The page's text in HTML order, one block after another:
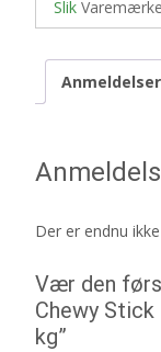
Slik
Der er endnu
Vær den
Chewy
kg”